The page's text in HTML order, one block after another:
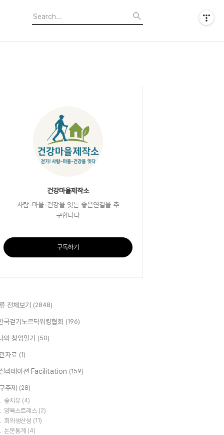
건강마을제작소
사람-마을-건강을 잇는 좋은연결을 추
구합니다
구독하기
전체보기 (2848)
국걷기노르딕워킹협회 (196)
의 창업일기 (50)
자료 (1)
리테이션 Facilitation (159)
주제 (28)
숲치유 (4)
양육스트레스 (2)
회의생산성 (11)
논문통계 (4)